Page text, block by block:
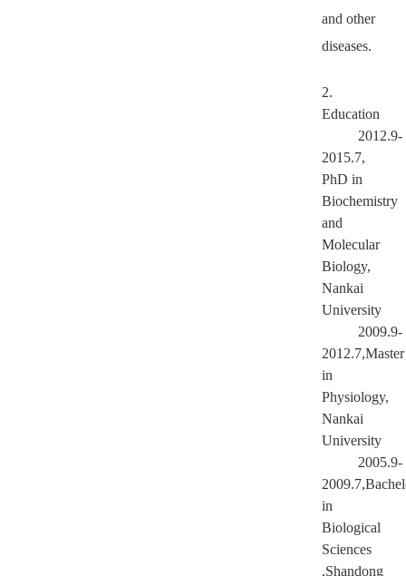
and other
diseases.
2.
Education
2012.9-
2015.7,
PhD in
Biochemistry
and
Molecular
Biology,
Nankai
University
2009.9-
2012.7,Master
in
Physiology,
Nankai
University
2005.9-
in
Biological
Sciences
,Shandong